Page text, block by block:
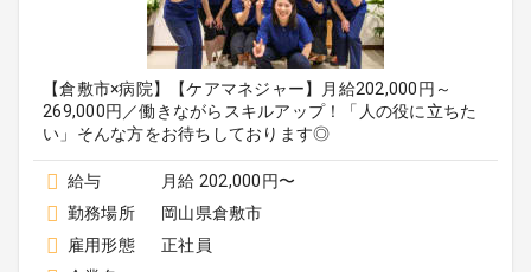
【倉敷市×病院】【ケアマネジャー】月給202,000円～
269,000円／働きながらスキルアップ！「人の役に立ちた
い」そんな方をお待ちしております◎
給与
月給 202,000円〜
勤務場所
岡山県倉敷市
雇用形態
正社員